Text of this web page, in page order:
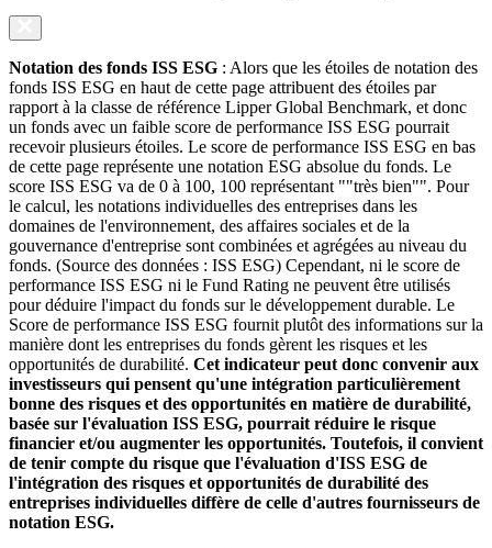
Notation des fonds ISS ESG : Alors que les étoiles de notation des
fonds ISS ESG en haut de cette page attribuent des étoiles par
rapport à la classe de référence Lipper Global Benchmark, et donc
un fonds avec un faible score de performance ISS ESG pourrait
recevoir plusieurs étoiles. Le score de performance ISS ESG en bas
de cette page représente une notation ESG absolue du fonds. Le
score ISS ESG va de 0 à 100, 100 représentant ""très bien"". Pour
le calcul, les notations individuelles des entreprises dans les
domaines de l'environnement, des affaires sociales et de la
gouvernance d'entreprise sont combinées et agrégées au niveau du
fonds. (Source des données : ISS ESG) Cependant, ni le score de
performance ISS ESG ni le Fund Rating ne peuvent être utilisés
pour déduire l'impact du fonds sur le développement durable. Le
Score de performance ISS ESG fournit plutôt des informations sur la
manière dont les entreprises du fonds gèrent les risques et les
opportunités de durabilité. Cet indicateur peut donc convenir aux
investisseurs qui pensent qu'une intégration particulièrement
bonne des risques et des opportunités en matière de durabilité,
basée sur l'évaluation ISS ESG, pourrait réduire le risque
financier et/ou augmenter les opportunités. Toutefois, il convient
de tenir compte du risque que l'évaluation d'ISS ESG de
l'intégration des risques et opportunités de durabilité des
entreprises individuelles diffère de celle d'autres fournisseurs de
notation ESG.